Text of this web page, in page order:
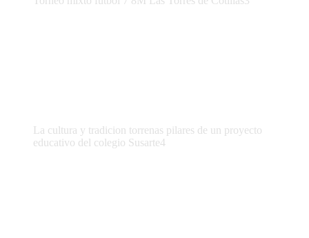
La cultura y tradicion torrenas pilares de un proyecto
educativo del colegio Susarte4